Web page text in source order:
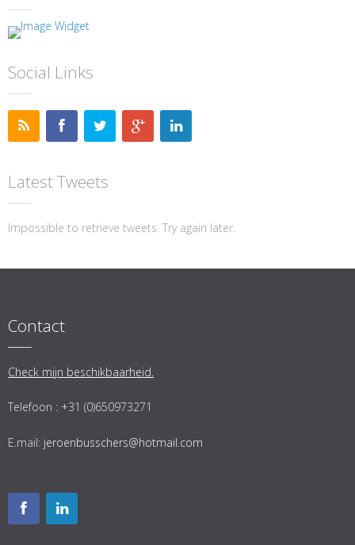
Social Links
Latest Tweets
Impossible to retrieve tweets. Try again later.
Contact
Check mijn beschikbaarheid.
Telefoon : +31 (0)650973271
E.mail: jeroenbusschers@hotmail.com